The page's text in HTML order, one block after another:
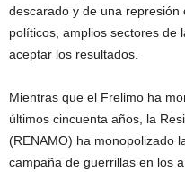
descarado y de una
políticos, amplios sectores de
aceptar los resultados.
Mientras que el Frelimo ha
últimos cincuenta años, la
(RENAMO) ha monopolizado
campaña de guerrillas en los